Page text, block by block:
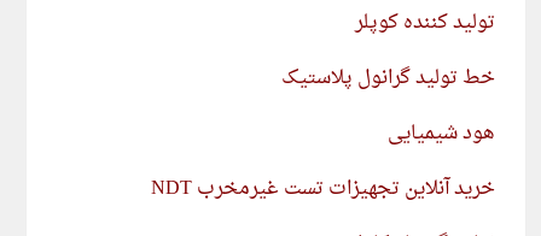
تولید کننده کوپلر
خط تولید گرانول پلاستیک
هود شیمیایی
خرید آنلاین تجهیزات تست غیرمخرب NDT